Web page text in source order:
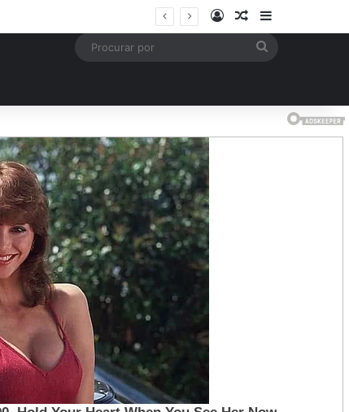
EntrarArtigo aleatório
Barra Lateral